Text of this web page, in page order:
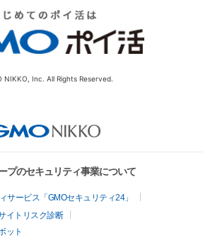
NIKKO, Inc. All Rights Reserved.
プのセキュリティ事業について
サービス「GMOセキュリティ24」
イトリスク診断
ット